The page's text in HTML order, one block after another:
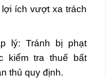
ích vượt xa trách
lý: Tránh bị phạt
kiểm tra thuế bất
thủ quy định.